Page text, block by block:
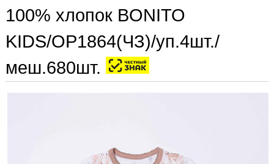
100% хлопок BONITO
KIDS/OP1864(ЧЗ)/уп.4шт./
меш.680шт.